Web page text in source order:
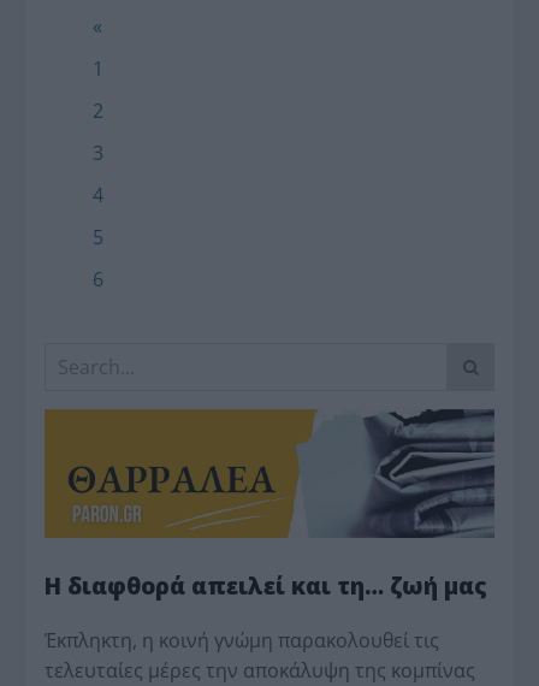
«
1
2
3
4
5
6
Η διαφθορά απειλεί και τη… ζωή μας
Έκπληκτη, η κοινή γνώμη παρακολουθεί τις
τελευταίες μέρες την αποκάλυψη της κο­μπίνας